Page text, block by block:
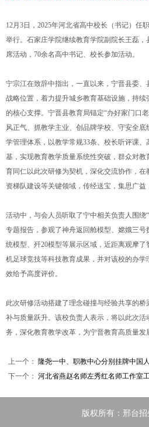
12月3日，2025年河北省高中校长（书记）任
举行。石家庄学院继续教育学院副院长王磊
席活动，70余名高中书记、校长参加活动。
宁宗江在致辞中指出，一直以来，宁晋县委
战略位置，着力提升城乡教育基础设施，持
的核心支撑。宁晋县教育局锚定“办好家门口
风正气、抓教学主业、创品牌学校、守安全底
学管理体系，以教学常规33条、校长听评课
基，实现教育教学质量系统性突破，群众对
育同仁以此次研修为契机，深化交流协作，
资梯队建设等关键领域，传经送宝，集思广益
活动中，与会人员听取了宁中相关负责人围绕
专题报告，参观了神舟返回舱模型、嫦娥三
统模型、歼20模型等展示区域，近距离观摩
机足球竞技等科技教育成果，并对该校的办
效给予高度评价。
此次研修活动搭建了理念碰撞与经验共享的
补与质量跃升。该校负责人表示，将以此次
务，深化教育教学改革，为宁晋教育高质量发
上一个： 隆尧一中、职教中心分别挂牌中国
下一个： 河北省燕赵名师左秀红名师工作室
版权所有：邢台招